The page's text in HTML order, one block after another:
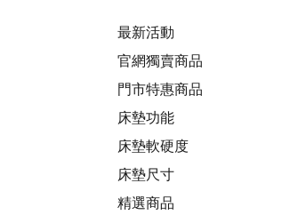
最新活動
官網獨賣商品
門市特惠商品
床墊功能
床墊軟硬度
床墊尺寸
精選商品